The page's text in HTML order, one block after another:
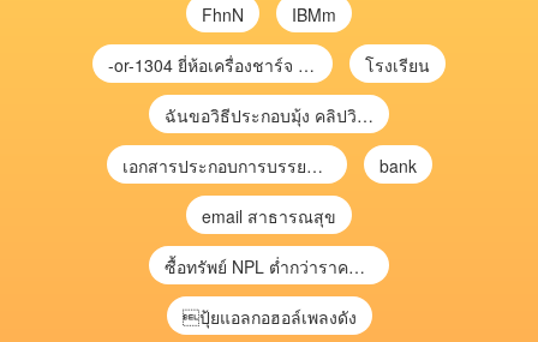
FhnN IBMm
-or-1304 ยี่ห้อเครื่องชาร์จ chargecore โรงเรียน
ฉันขอวิธีประกอบมุ้ง คลิปวิดีโอ การประกอบมุ้ง
เอกสารประกอบการบรรยาย การประเมินความเสี่ยงเพื่อวางแผนการตรวจสอบ \ bank
email สาธารณสุข
ซื้อทรัพย์ NPL ต่ำกว่าราคาตลาด 30-70% แบบไม่ต้องไปประมูล”
ปุ้ยแอลกอฮอล์เพลงดัง